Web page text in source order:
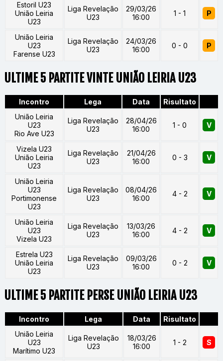
Estoril U23
União Leiria
U23
Liga Revelação
U23
29/03/26
16:00
1 - 1 P
União Leiria
U23
Farense U23
Liga Revelação
U23
24/03/26
16:00
0 - 0 P
ULTIME 5 PARTITE VINTE UNIÃO LEIRIA U23
Incontro Lega Data
Risultato
União Leiria
U23
Rio Ave U23
Liga Revelação
U23
28/04/26
16:00
1 - 0 V
Vizela U23
União Leiria
U23
Liga Revelação
U23
21/04/26
16:00
0 - 3 V
União Leiria
U23
Portimonense
U23
Liga Revelação
U23
08/04/26
16:00
4 - 2 V
União Leiria
U23
Vizela U23
Liga Revelação
U23
13/03/26
16:00
4 - 2 V
Estrela U23
União Leiria
U23
Liga Revelação
U23
09/03/26
16:00
0 - 2 V
ULTIME 5 PARTITE PERSE UNIÃO LEIRIA U23
Incontro Lega Data
Risultato
União Leiria
U23
Marítimo U23
Liga Revelação
U23
18/03/26
16:00
1 - 2 S